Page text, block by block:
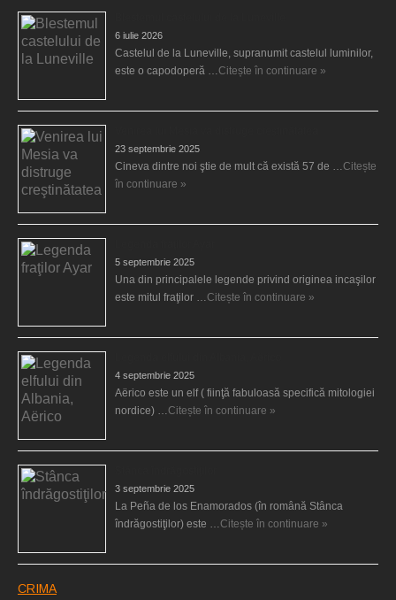
6 iulie 2026
Castelul de la Luneville, supranumit castelul luminilor,
este o capodoperă … Citește în continuare »
23 septembrie 2025
Cineva dintre noi ştie de mult că există 57 de … Citește
în continuare »
5 septembrie 2025
Una din principalele legende privind originea incaşilor
este mitul fraţilor … Citește în continuare »
4 septembrie 2025
Aërico este un elf ( fiinţă fabuloasă specifică mitologiei
nordice) … Citește în continuare »
3 septembrie 2025
La Peña de los Enamorados (în română Stânca
îndrăgostiţilor) este … Citește în continuare »
CRIMA